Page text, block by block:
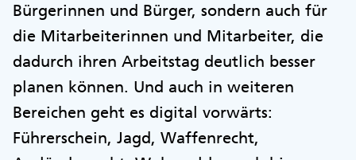
Bürgerinnen und Bürger, sondern auch für
die Mitarbeiterinnen und Mitarbeiter, die
dadurch ihren Arbeitstag deutlich besser
planen können. Und auch in weiteren
Bereichen geht es digital vorwärts:
Führerschein, Jagd, Waffenrecht,